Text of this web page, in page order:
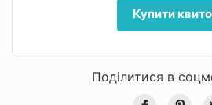
Купити
Поділитися в